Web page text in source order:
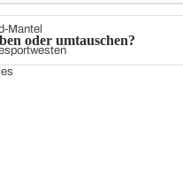
Mantel
oder umtauschen?